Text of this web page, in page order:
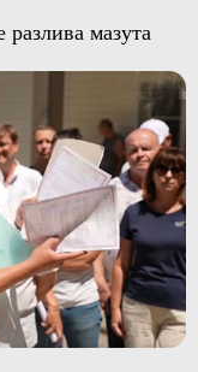
мазута